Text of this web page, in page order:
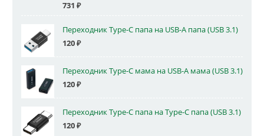
731 ₽
Переходник Type-C папа на USB-A папа (USB 3.1)
120₽
Переходник Type-C мама на USB-A мама (USB 3.1)
120₽
Переходник Type-C папа на Type-C папа (USB 3.1)
120₽